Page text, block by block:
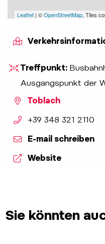
Leaflet | ©OpenStreetMap, Tiles
Treffpunkt:
Ausgangspunkt der
Toblach
aria.phone:
+39 348 321 2110
E-mail schreiben
Website
Sie könnten